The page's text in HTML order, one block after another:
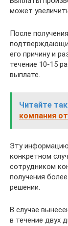
может
После
его причину и
течение 10-15
выплате.
Читайте
компания
Эту
конкретном
сотрудником
получения
решении.
В случае
в течение двух